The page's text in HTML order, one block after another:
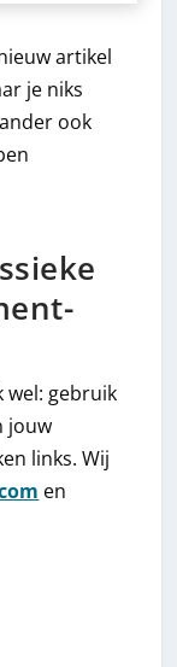
artikel
je niks
ook
wel: gebruik
jouw
links. Wij
en